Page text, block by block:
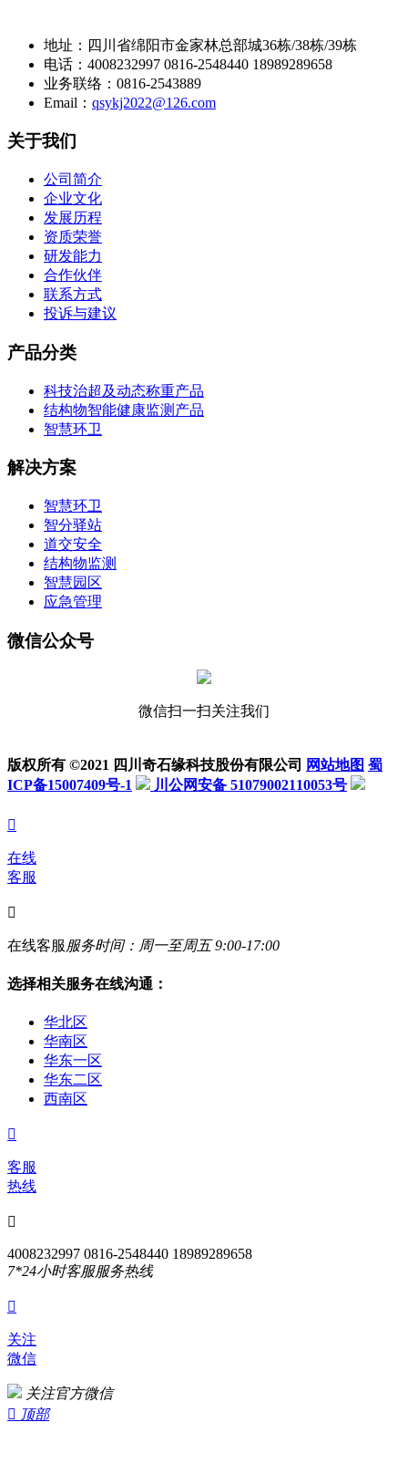
地址：四川省绵阳市金家林总部城36栋/38栋/39栋
电话：4008232997 0816-2548440 18989289658
业务联络：0816-2543889
Email： qsykj2022@126.com
关于我们
公司简介
企业文化
发展历程
资质荣誉
研发能力
合作伙伴
联系方式
投诉与建议
产品分类
科技治超及动态称重产品
结构物智能健康监测产品
智慧环卫
解决方案
智慧环卫
智分驿站
道交安全
结构物监测
智慧园区
应急管理
微信公众号
微信扫一扫关注我们
版权所有 ©2021 四川奇石缘科技股份有限公司 网站地图 蜀
ICP备15007409号-1
川公网安备 51079002110053号

在线
客服

在线客服 服务时间：周一至周五 9:00-17:00
选择相关服务在线沟通：
华北区
华南区
华东一区
华东二区
西南区

客服
热线

4008232997 0816-2548440 18989289658
7*24小时客服服务热线

关注
微信
关注官方微信
 顶部